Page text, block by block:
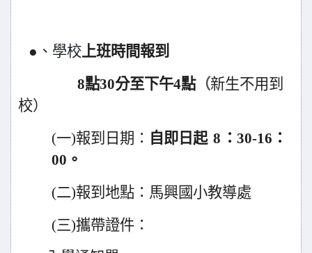
●、學校上班時間報到
8點30分至下午4點（新生不用到
校）
(一)報到日期： 自即日起8 ：30-16：
00 。
(二)報到地點：馬興國小教導處
(三)攜帶證件 ：